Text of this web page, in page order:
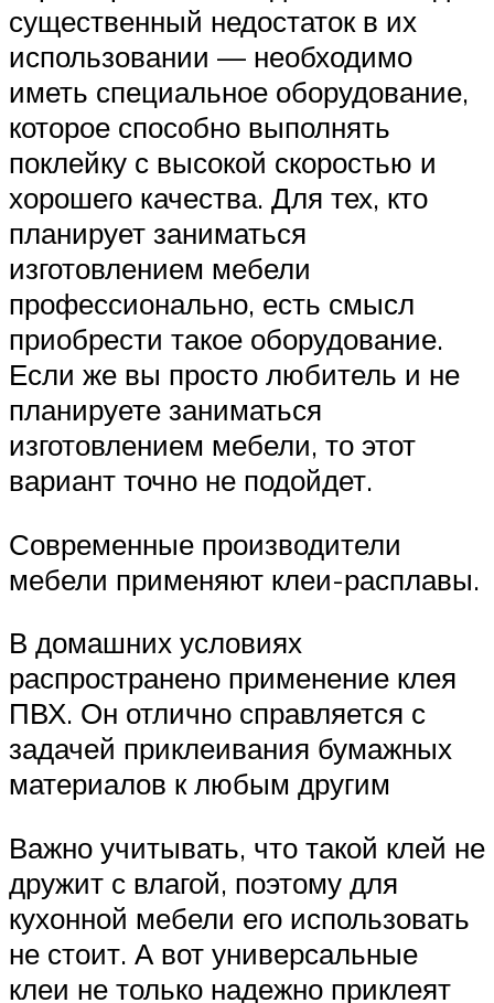
существенный недостаток в их
использовании — необходимо
иметь специальное оборудование,
которое способно выполнять
поклейку с высокой скоростью и
хорошего качества. Для тех, кто
планирует заниматься
изготовлением мебели
профессионально, есть смысл
приобрести такое оборудование.
Если же вы просто любитель и не
планируете заниматься
изготовлением мебели, то этот
вариант точно не подойдет.
Современные производители
мебели применяют клеи-расплавы.
В домашних условиях
распространено применение клея
ПВХ. Он отлично справляется с
задачей приклеивания бумажных
материалов к любым другим
Важно учитывать, что такой клей не
дружит с влагой, поэтому для
кухонной мебели его использовать
не стоит. А вот универсальные
клеи не только надежно приклеят